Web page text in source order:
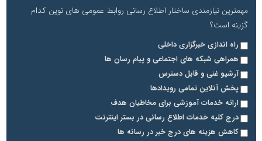
مهمترین نیازمندی ساختار اطلاع رسانی روابط عمومی های نوین کدام
گزینه است؟
راه اندازی خبرگزاری داخلی
همراهی شبکه های اجتماعی و پیام رسان ها
آرشیو غنی و قابل دسترس
پخش آنلاین تمامی رویدادها
ارائه خدمات آموزشی برای مخاطیان هدف
درج کلیه خدمات اطلاع رسانی در بستر اینترنت
کاهش هزینه های درج خبر در رسانه ها